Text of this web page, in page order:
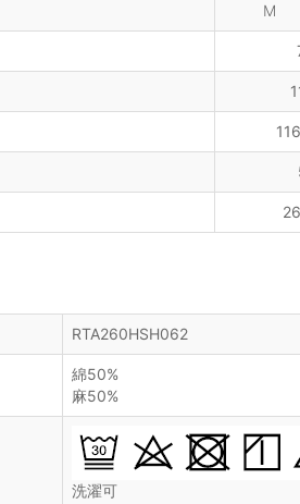
M
RTA260HSH062
綿50%
麻50%
洗濯可